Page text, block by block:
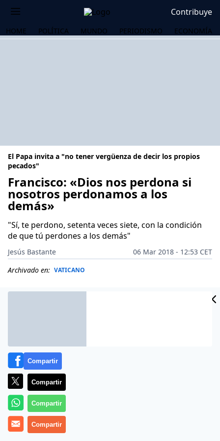
Contribuye
HOME POLÍTICA MUNDO PERIODISMO ECONOMÍA
El Papa invita a "no tener vergüenza de decir los propios
pecados"
Francisco: «Dios nos perdona si
nosotros perdonamos a los
demás»
"Sí, te perdono, setenta veces siete, con la condición
de que tú perdones a los demás"
Jesús Bastante
06 Mar 2018 - 12:53 CET
Archivado en: VATICANO
J. B./Vatican News
Compartir
Compartir
Compartir
Compartir